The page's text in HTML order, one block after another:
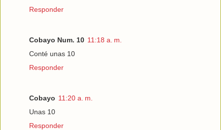
Responder
Cobayo Num. 10 11:18 a. m.
Conté unas 10
Responder
Cobayo 11:20 a. m.
Unas 10
Responder